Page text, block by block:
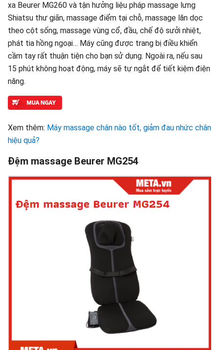
xa Beurer MG260 và tận hưởng liệu pháp massage lưng
Shiatsu thư giãn, massage điểm tại chỗ, massage lăn dọc
theo cột sống, massage vùng cổ, đầu, chế độ sưởi nhiệt,
phát tia hồng ngoại… Máy cũng được trang bị điều khiển
cầm tay rất thuận tiện cho bạn sử dụng. Ngoài ra, nếu sau
15 phút không hoạt động, máy sẽ tự ngắt để tiết kiệm điện
năng.
Xem thêm: Máy massage chân nào tốt, giảm đau nhức chân
hiệu quả?
Đệm massage Beurer MG254